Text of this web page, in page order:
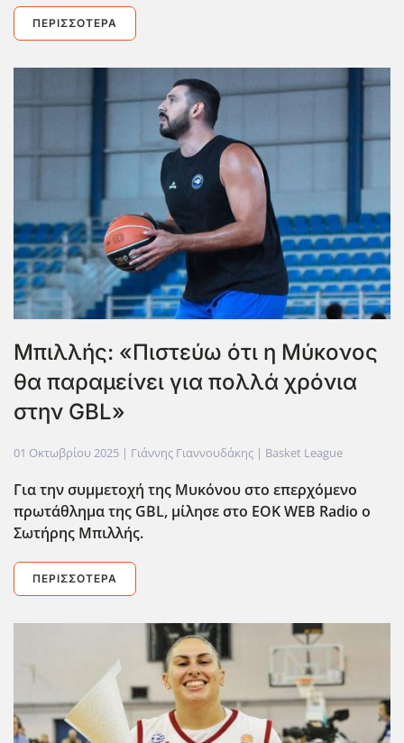
ΠΕΡΙΣΣΌΤΕΡΑ
Μπιλλής: «Πιστεύω ότι η Μύκονος
θα παραμείνει για πολλά χρόνια
στην GBL»
01 Οκτωβρίου 2025 | Γιάννης Γιαννουδάκης | Basket League
Για την συμμετοχή της Μυκόνου στο επερχόμενο
πρωτάθλημα της GBL, μίλησε στο EOKWEB Radio ο
Σωτήρης Μπιλλής.
ΠΕΡΙΣΣΌΤΕΡΑ